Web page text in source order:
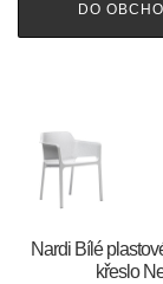
DO
Nardi Bílé
křeslo